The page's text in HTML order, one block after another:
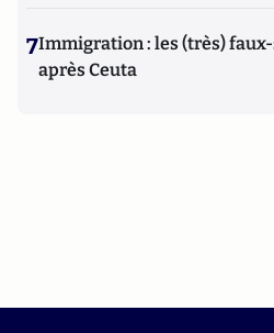
7Immigration : les (très)
après Ceuta